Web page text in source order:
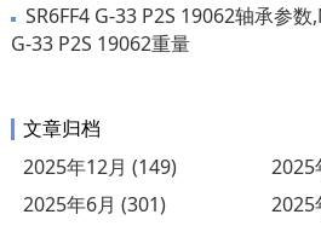
SR6FF4 G-33 P2S 19062轴承参数
G-33 P2S 19062重量
文章归档
2025年12月 (149)
2025
2025年6月 (301)
2025